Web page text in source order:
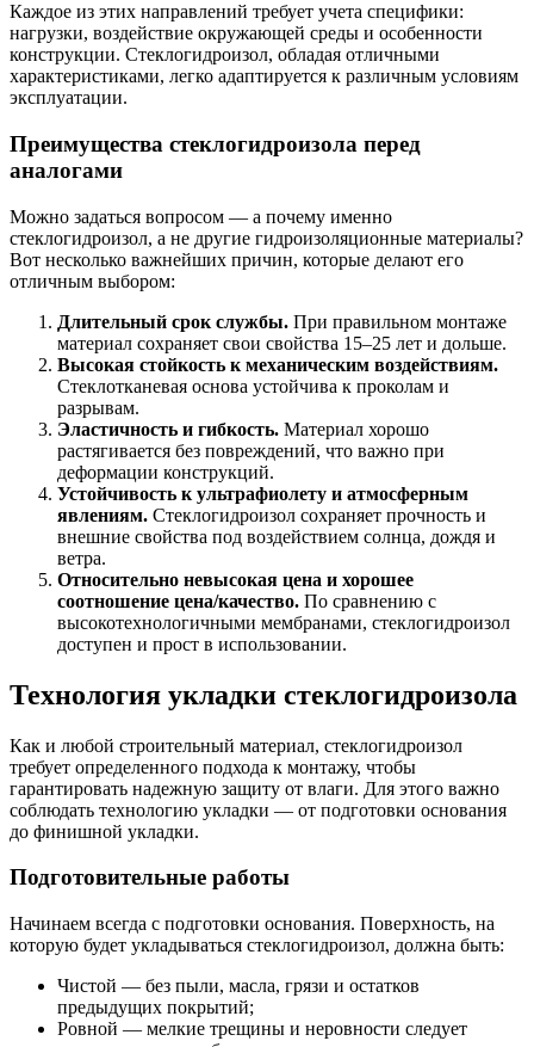
Каждое из этих направлений требует учета специфики:
нагрузки, воздействие окружающей среды и особенности
конструкции. Стеклогидроизол, обладая отличными
характеристиками, легко адаптируется к различным условиям
эксплуатации.
Преимущества стеклогидроизола перед
аналогами
Можно задаться вопросом — а почему именно
стеклогидроизол, а не другие гидроизоляционные материалы?
Вот несколько важнейших причин, которые делают его
отличным выбором:
Длительный срок службы. При правильном монтаже
материал сохраняет свои свойства 15–25 лет и дольше.
Высокая стойкость к механическим воздействиям.
Стеклотканевая основа устойчива к проколам и
разрывам.
Эластичность и гибкость. Материал хорошо
растягивается без повреждений, что важно при
деформации конструкций.
Устойчивость к ультрафиолету и атмосферным
явлениям. Стеклогидроизол сохраняет прочность и
внешние свойства под воздействием солнца, дождя и
ветра.
Относительно невысокая цена и хорошее
соотношение цена/качество. По сравнению с
высокотехнологичными мембранами, стеклогидроизол
доступен и прост в использовании.
Технология укладки стеклогидроизола
Как и любой строительный материал, стеклогидроизол
требует определенного подхода к монтажу, чтобы
гарантировать надежную защиту от влаги. Для этого важно
соблюдать технологию укладки — от подготовки основания
до финишной укладки.
Подготовительные работы
Начинаем всегда с подготовки основания. Поверхность, на
которую будет укладываться стеклогидроизол, должна быть:
Чистой — без пыли, масла, грязи и остатков
предыдущих покрытий;
Ровной — мелкие трещины и неровности следует